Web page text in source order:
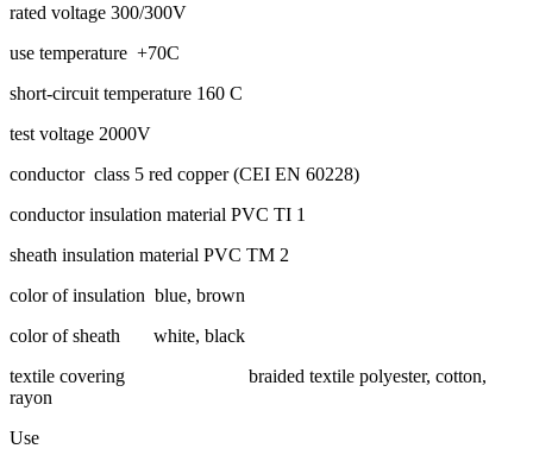
rated voltage 300/300V
use temperature +70C
short-circuit temperature 160 C
test voltage 2000V
conductor class 5 red copper (CEI EN 60228)
conductor insulation material PVC TI 1
sheath insulation material PVC TM 2
color of insulation blue, brown
color of sheath white, black
textile covering braided textile polyester, cotton,
rayon
Use